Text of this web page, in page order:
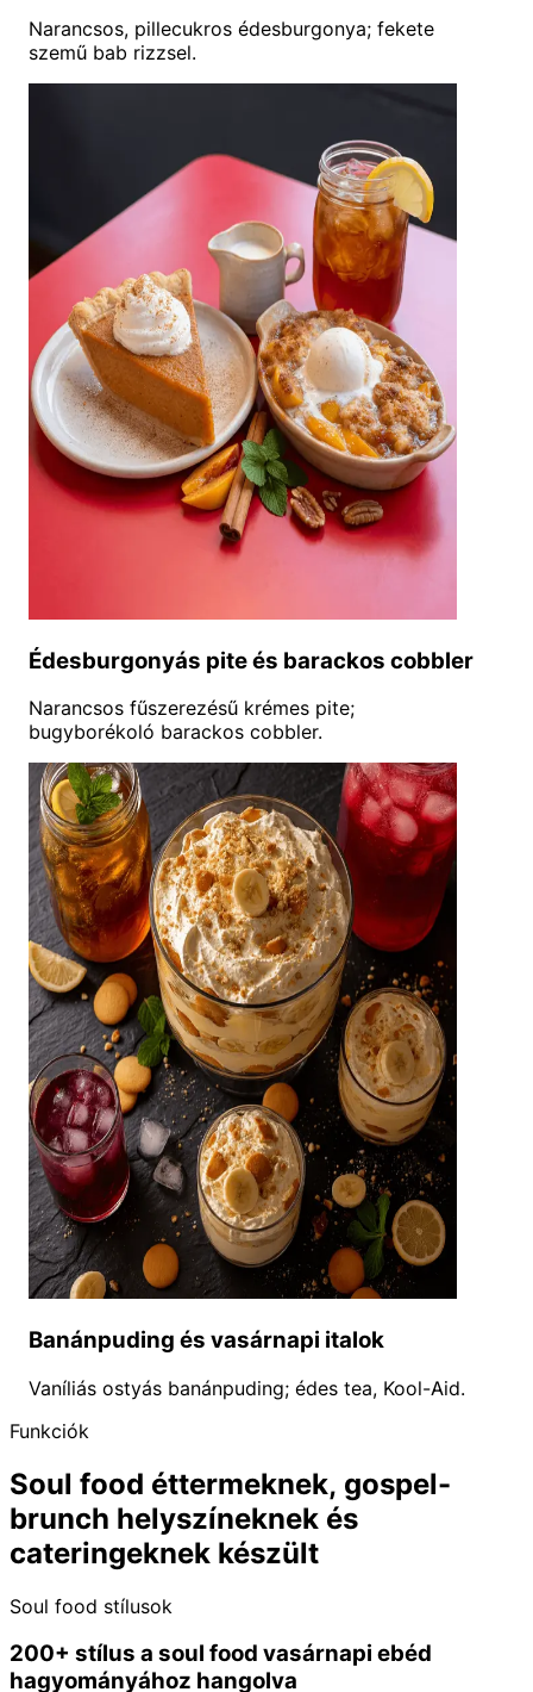
Narancsos, pillecukros édesburgonya; fekete
szemű bab rizzsel.
Édesburgonyás pite és barackos cobbler
Narancsos fűszerezésű krémes pite;
bugyborékoló barackos cobbler.
Banánpuding és vasárnapi italok
Vaníliás ostyás banánpuding; édes tea, Kool-Aid.
Funkciók
Soul food éttermeknek, gospel-
brunch helyszíneknek és
cateringeknek készült
Soul food stílusok
200+ stílus a soul food vasárnapi ebéd
hagyományához hangolva